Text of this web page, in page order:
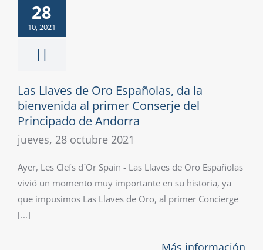
28
10, 2021
Las Llaves de Oro Españolas, da la
bienvenida al primer Conserje del
Principado de Andorra
jueves, 28 octubre 2021
Ayer, Les Clefs d´Or Spain - Las Llaves de Oro Españolas
vivió un momento muy importante en su historia, ya
que impusimos Las Llaves de Oro, al primer Concierge
[...]
Más información